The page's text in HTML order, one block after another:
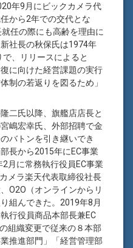
年9月にビックカメラ代
から2年での交代とな
任の際にも高齢を理由に
社長の秋保氏は1974年
、リリースによると
に向けた経営課題の実行
制の若返りを図るため」
二氏以降、旗艦店店長と
嶋宏幸氏、外部招聘で金
バトンを引き継いでき
長から2015年にEC事業
月に常務執行役員EC事業
メラ楽天代表取締役社長
O2O（オンラインからリ
組んできた。2019年8月
行役員商品本部長兼EC
組織変更で従来の８本部
推進部門」「経営管理部